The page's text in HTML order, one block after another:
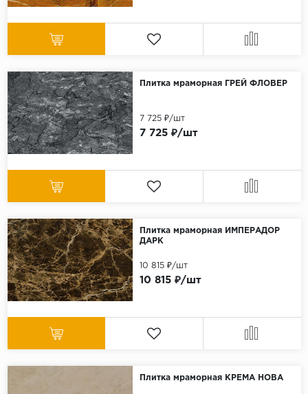
Плитка мраморная ГРЕЙ ФЛОВЕР
7 725 ₽/шт
7 725 ₽/шт
Плитка мраморная ИМПЕРАДОР
ДАРК
10 815 ₽/шт
10 815 ₽/шт
Плитка мраморная КРЕМА НОВА